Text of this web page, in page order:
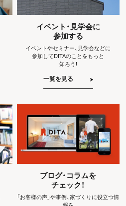
イベント・見学会に
参加する
イベントやセミナー、見学会などに
参加して DITAのことをもっと
知ろう!
一覧を見る
ブログ・コラムを
チェック！
「お客様の声」や事例、家づくりに役立つ情